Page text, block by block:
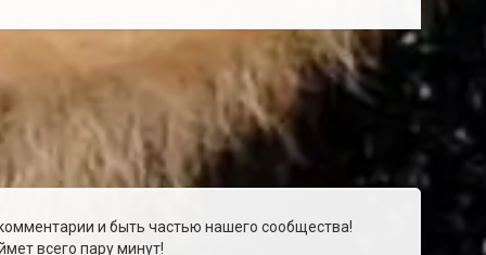
и быть частью нашего сообщества!
всего пару минут!